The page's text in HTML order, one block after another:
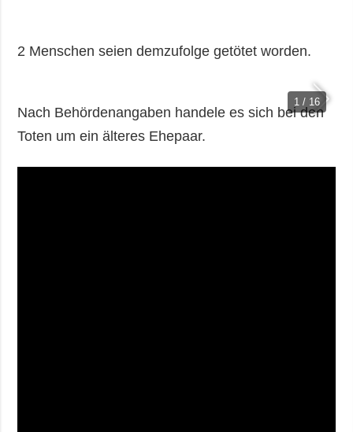
2 Menschen seien demzufolge getötet worden.
1 / 16
Nach Behördenangaben handele es sich bei den
Toten um ein älteres Ehepaar.